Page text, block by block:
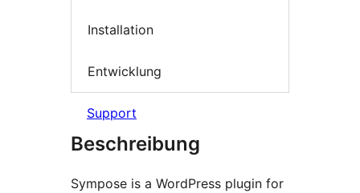
Installation
Entwicklung
Support
Beschreibung
Sympose is a WordPress plugin for